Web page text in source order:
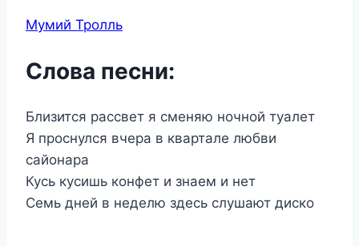
Мумий Тролль
Слова песни:
Близится рассвет я сменяю ночной туалет
Я проснулся вчера в квартале любви
сайонара
Кусь кусишь конфет и знаем и нет
Семь дней в неделю здесь слушают диско